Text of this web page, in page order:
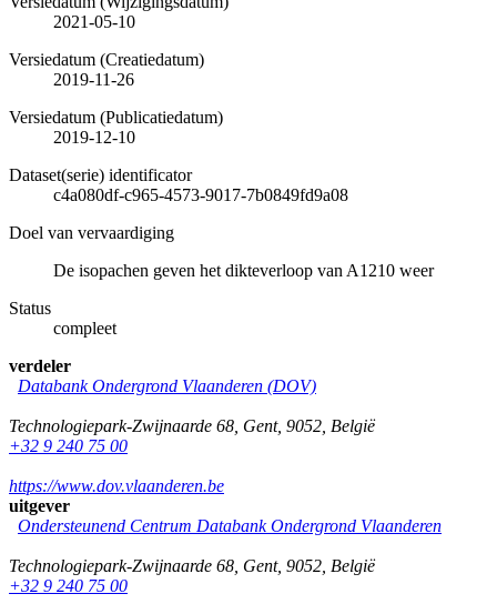
2021-05-10
Versiedatum (Creatiedatum)
2019-11-26
Versiedatum (Publicatiedatum)
2019-12-10
Dataset(serie) identificator
c4a080df-c965-4573-9017-7b0849fd9a08
Doel van vervaardiging
De isopachen geven het dikteverloop van A1210 weer
Status
compleet
verdeler
Databank Ondergrond Vlaanderen (DOV)
Technologiepark-Zwijnaarde 68 Gent, 9052 België
+32 9 240 75 00
https://www.dov.vlaanderen.be
uitgever
Ondersteunend Centrum Databank Ondergrond Vlaanderen
Technologiepark-Zwijnaarde 68 Gent, 9052 België
+32 9 240 75 00